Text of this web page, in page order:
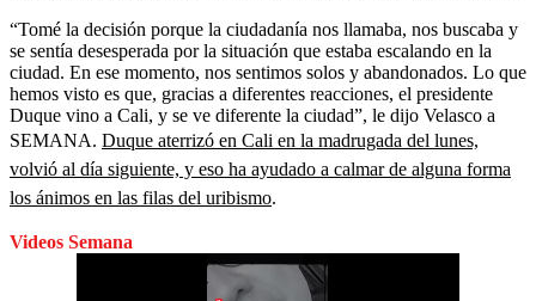
“Tomé la decisión porque la ciudadanía nos llamaba, nos buscaba y
se sentía desesperada por la situación que estaba escalando en la
ciudad. En ese momento, nos sentimos solos y abandonados. Lo que
hemos visto es que, gracias a diferentes reacciones, el presidente
Duque vino a Cali, y se ve diferente la ciudad”, le dijo Velasco a
SEMANA. Duque aterrizó en Cali en la madrugada del lunes,
volvió al día siguiente, y eso ha ayudado a calmar de alguna forma
los ánimos en las filas del uribismo.
Videos Semana